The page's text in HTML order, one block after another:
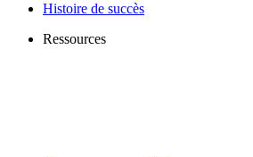
Histoire de succès
Ressources